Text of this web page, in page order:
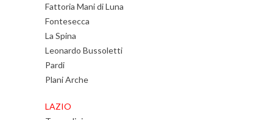
Fattoria Mani di Luna
Fontesecca
La Spina
Leonardo Bussoletti
Pardi
Plani Arche
LAZIO